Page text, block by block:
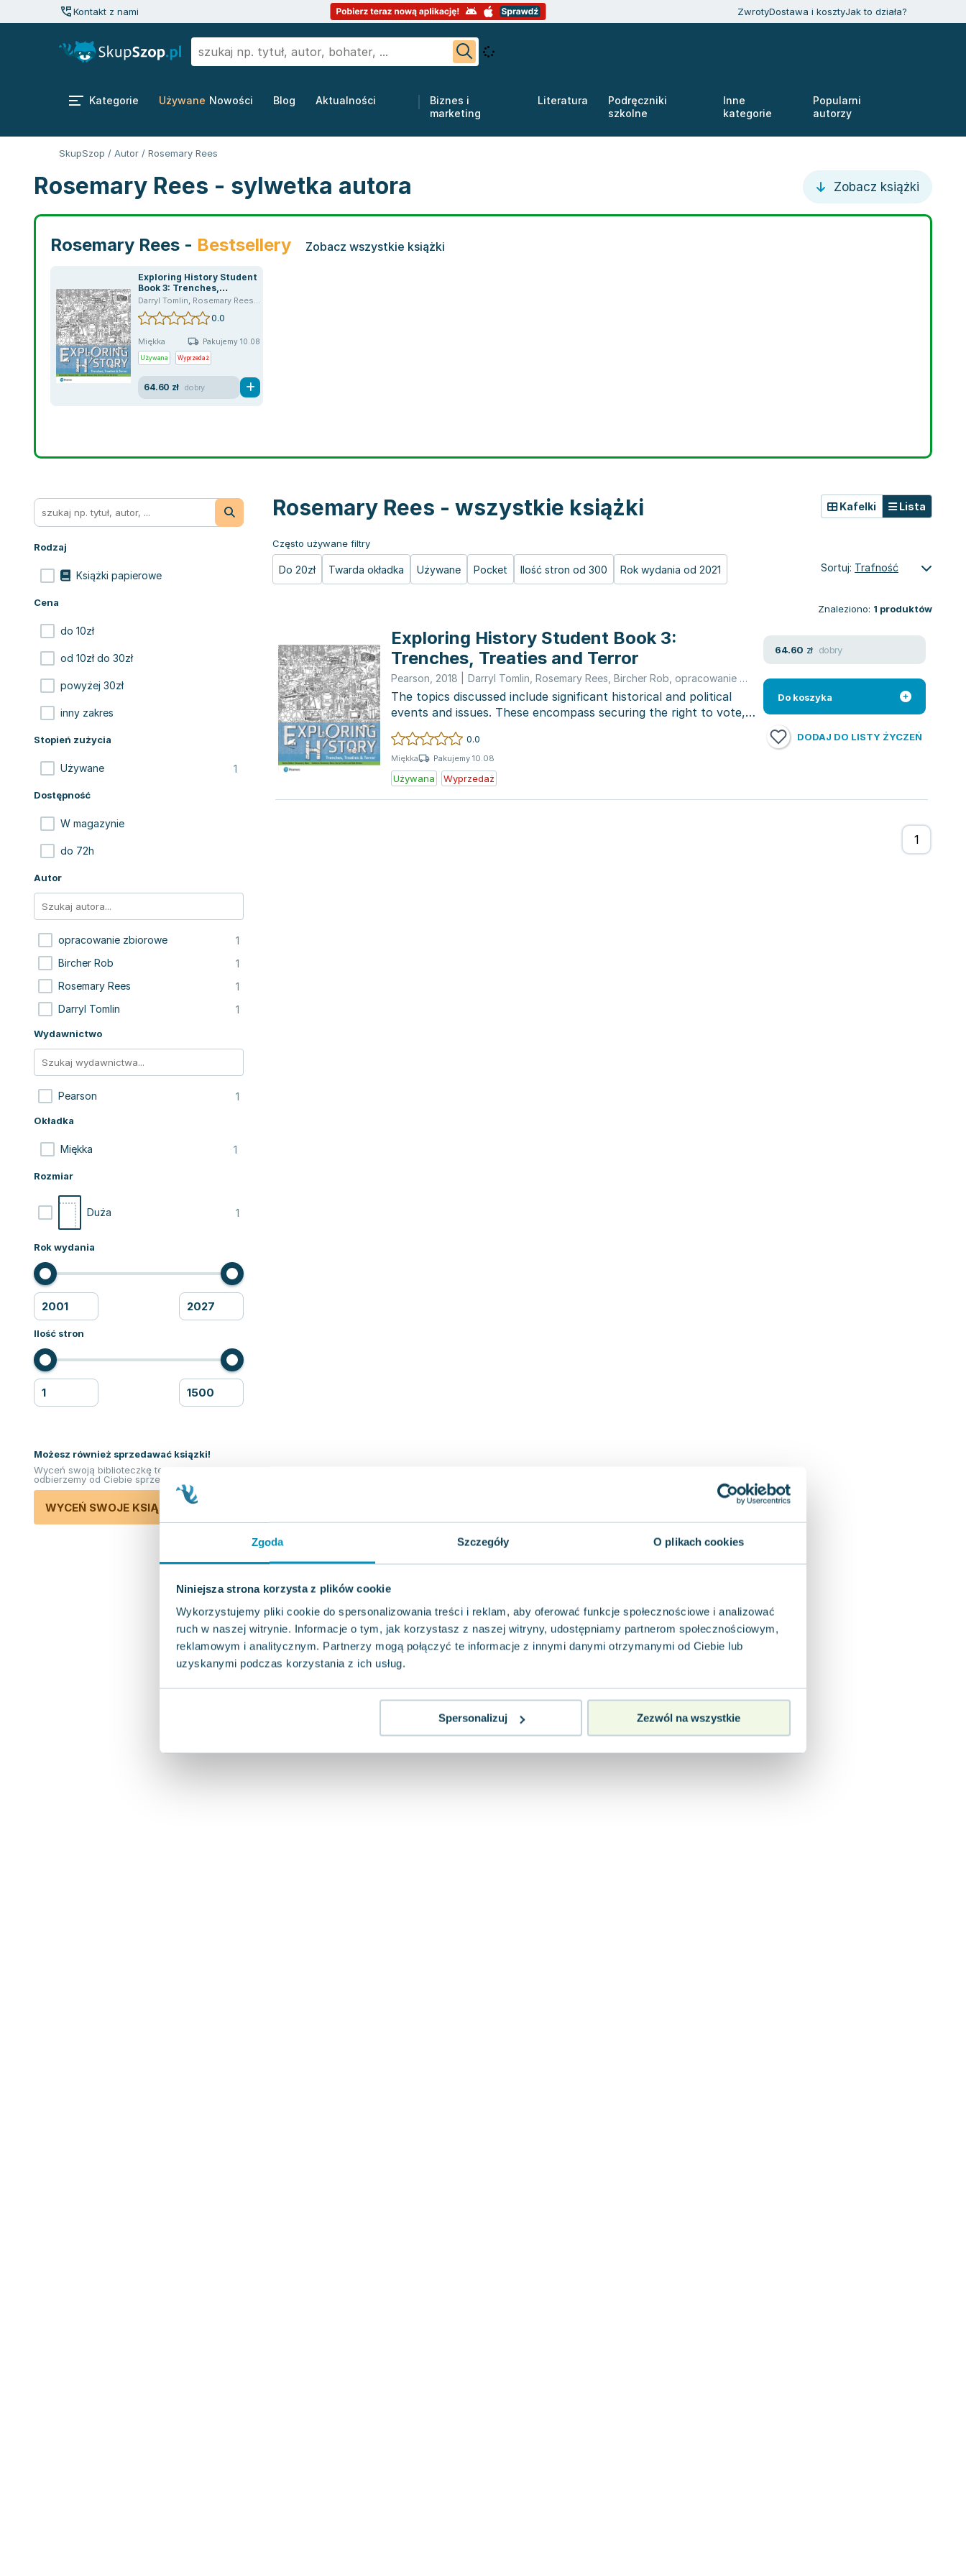
Zgoda Szczegóły O plikach cookies
Niniejsza strona korzysta z plików cookie
Wykorzystujemy pliki cookie do spersonalizowania treści i reklam, aby oferować funkcje społecznościowe i analizować
ruch w naszej witrynie. Informacje o tym, jak korzystasz z naszej witryny, udostępniamy partnerom społecznościowym,
reklamowym i analitycznym. Partnerzy mogą połączyć te informacje z innymi danymi otrzymanymi od Ciebie lub
uzyskanymi podczas korzystania z ich usług.
Spersonalizuj Zezwól na wszystkie
Kontakt z nami ZwrotyDostawa i kosztyJak to działa?
Kategorie Używane Nowości Blog Aktualności
Biznes i
marketing
Literatura
Podręczniki
szkolne
Inne
kategorie
Popularni
autorzy
SkupSzop / Autor / Rosemary Rees
Rosemary Rees - sylwetka autora Zobacz książki
Rosemary Rees - Bestsellery Zobacz wszystkie książki
Exploring History Student
Book 3: Trenches,
Treaties and Terror
Darryl Tomlin, Rosemary Rees,Bircher Rob
0.0
Miękka Pakujemy 10.08
Używana Wyprzedaż
64.60 zł dobry
Rodzaj
Książki papierowe
Cena
do 10zł
od 10zł do 30zł
powyżej 30zł
inny zakres
Stopień zużycia
Używane 1
Dostępność
W magazynie
do 72h
Autor
opracowanie zbiorowe 1
Bircher Rob 1
Rosemary Rees 1
Darryl Tomlin 1
Wydawnictwo
Pearson 1
Okładka
Miękka 1
Rozmiar
Duża 1
Rok wydania
Ilość stron
Możesz również sprzedawać ksiązki!
Wyceń swoją biblioteczkę teraz. Odkupimy i
odbierzemy od Ciebie sprzedane książki.
WYCEŃ SWOJE KSIĄŻKI
Rosemary Rees - wszystkie książki
Często używane filtry
Do 20zł Twarda okładka Używane Pocket Ilość stron od 300 Rok wydania od 2021
Kafelki Lista
Sortuj: Trafność
Znaleziono: 1 produktów
Exploring History Student Book 3:
Trenches, Treaties and Terror
Pearson 2018 Darryl Tomlin Rosemary Rees Bircher Rob opracowanie zbiorowe
The topics discussed include significant historical and political
events and issues. These encompass securing the right to vote,
t...
0.0
Miękka Pakujemy 10.08
Używana Wyprzedaż
64.60 zł dobry
Do koszyka
DODAJ DO LISTY ŻYCZEŃ